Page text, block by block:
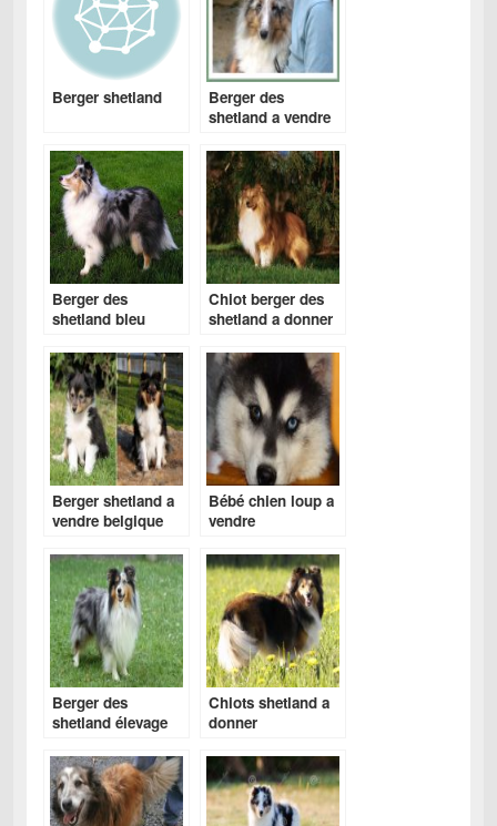
Berger shetland
Berger des
shetland a vendre
Berger des
shetland bleu
Chiot berger des
shetland a donner
Berger shetland a
vendre belgique
Bébé chien loup a
vendre
Berger des
shetland élevage
Chiots shetland a
donner